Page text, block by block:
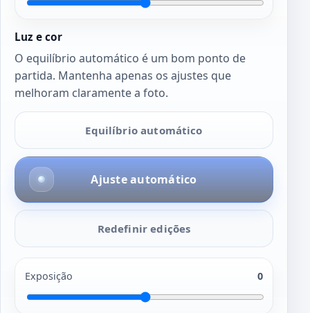
Luz e cor
O equilíbrio automático é um bom ponto de
partida. Mantenha apenas os ajustes que
melhoram claramente a foto.
Equilíbrio automático
Ajuste automático
Redefinir edições
Exposição 0